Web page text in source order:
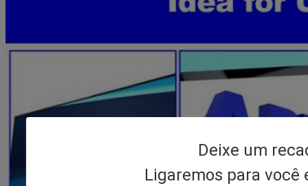
Deixe um
Ligaremos para você